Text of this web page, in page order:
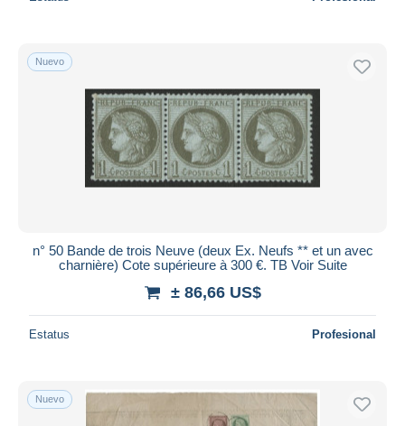
Nuevo
n° 50 Bande de trois Neuve (deux Ex. Neufs ** et un avec
charnière) Cote supérieure à 300 €. TB Voir Suite
± 86,66 US$
Estatus Profesional
Nuevo